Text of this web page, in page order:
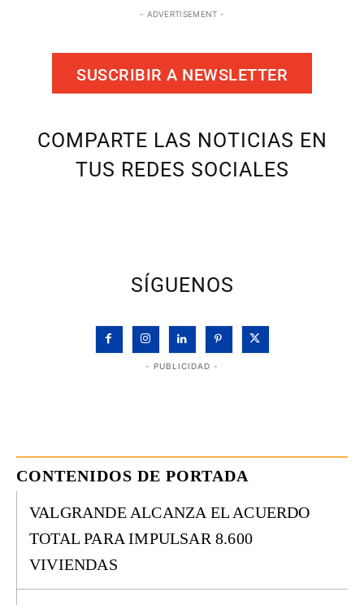
- ADVERTISEMENT -
SUSCRIBIR A NEWSLETTER
COMPARTE LAS NOTICIAS EN
TUS REDES SOCIALES
SÍGUENOS
- PUBLICIDAD -
CONTENIDOS DE PORTADA
VALGRANDE ALCANZA EL ACUERDO
TOTAL PARA IMPULSAR 8.600
VIVIENDAS